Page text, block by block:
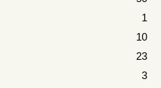
1
10
23
3